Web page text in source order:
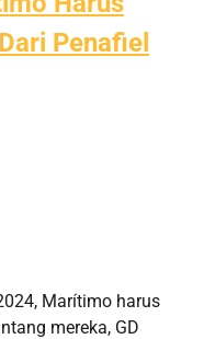
Penafiel
Marítimo harus
mereka, GD